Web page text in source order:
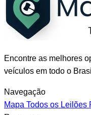
Encontre as melhores
veículos em todo o
Navegação
Mapa Todos os Leilões